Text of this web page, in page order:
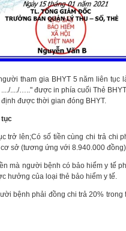
tham gia BHYT 5 năm liên tục
..../….." được in phía cuối Thẻ
được thời gian đóng BHYT.
tục
trở lên;Có số tiền cùng chi trả chi
sở (tương ứng với 8.940.000
mà người bệnh có bảo hiểm y tế
hưởng của loại thẻ bảo hiểm y tế.
bệnh phải đồng chi trả 20% trong